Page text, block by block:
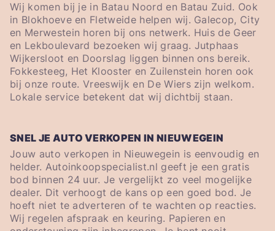
Wij komen bij je in Batau Noord en Batau Zuid. Ook
in Blokhoeve en Fletweide helpen wij. Galecop, City
en Merwestein horen bij ons netwerk. Huis de Geer
en Lekboulevard bezoeken wij graag. Jutphaas
Wijkersloot en Doorslag liggen binnen ons bereik.
Fokkesteeg, Het Klooster en Zuilenstein horen ook
bij onze route. Vreeswijk en De Wiers zijn welkom.
Lokale service betekent dat wij dichtbij staan.
SNEL JE AUTO VERKOPEN IN NIEUWEGEIN
Jouw auto verkopen in Nieuwegein is eenvoudig en
helder. Autoinkoopspecialist.nl geeft je een gratis
bod binnen 24 uur. Je vergelijkt zo veel mogelijke
dealer. Dit verhoogt de kans op een goed bod. Je
hoeft niet te adverteren of te wachten op reacties.
Wij regelen afspraak en keuring. Papieren en